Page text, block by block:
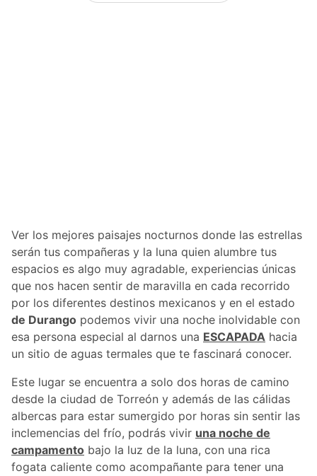
Ver los mejores paisajes nocturnos donde las estrellas
serán tus compañeras y la luna quien alumbre tus
espacios es algo muy agradable, experiencias únicas
que nos hacen sentir de maravilla en cada recorrido
por los diferentes destinos mexicanos y en el estado
de Durango podemos vivir una noche inolvidable con
esa persona especial al darnos una ESCAPADA hacia
un sitio de aguas termales que te fascinará conocer.
Este lugar se encuentra a solo dos horas de camino
desde la ciudad de Torreón y además de las cálidas
albercas para estar sumergido por horas sin sentir las
inclemencias del frío, podrás vivir una noche de
campamento bajo la luz de la luna, con una rica
fogata caliente como acompañante para tener una